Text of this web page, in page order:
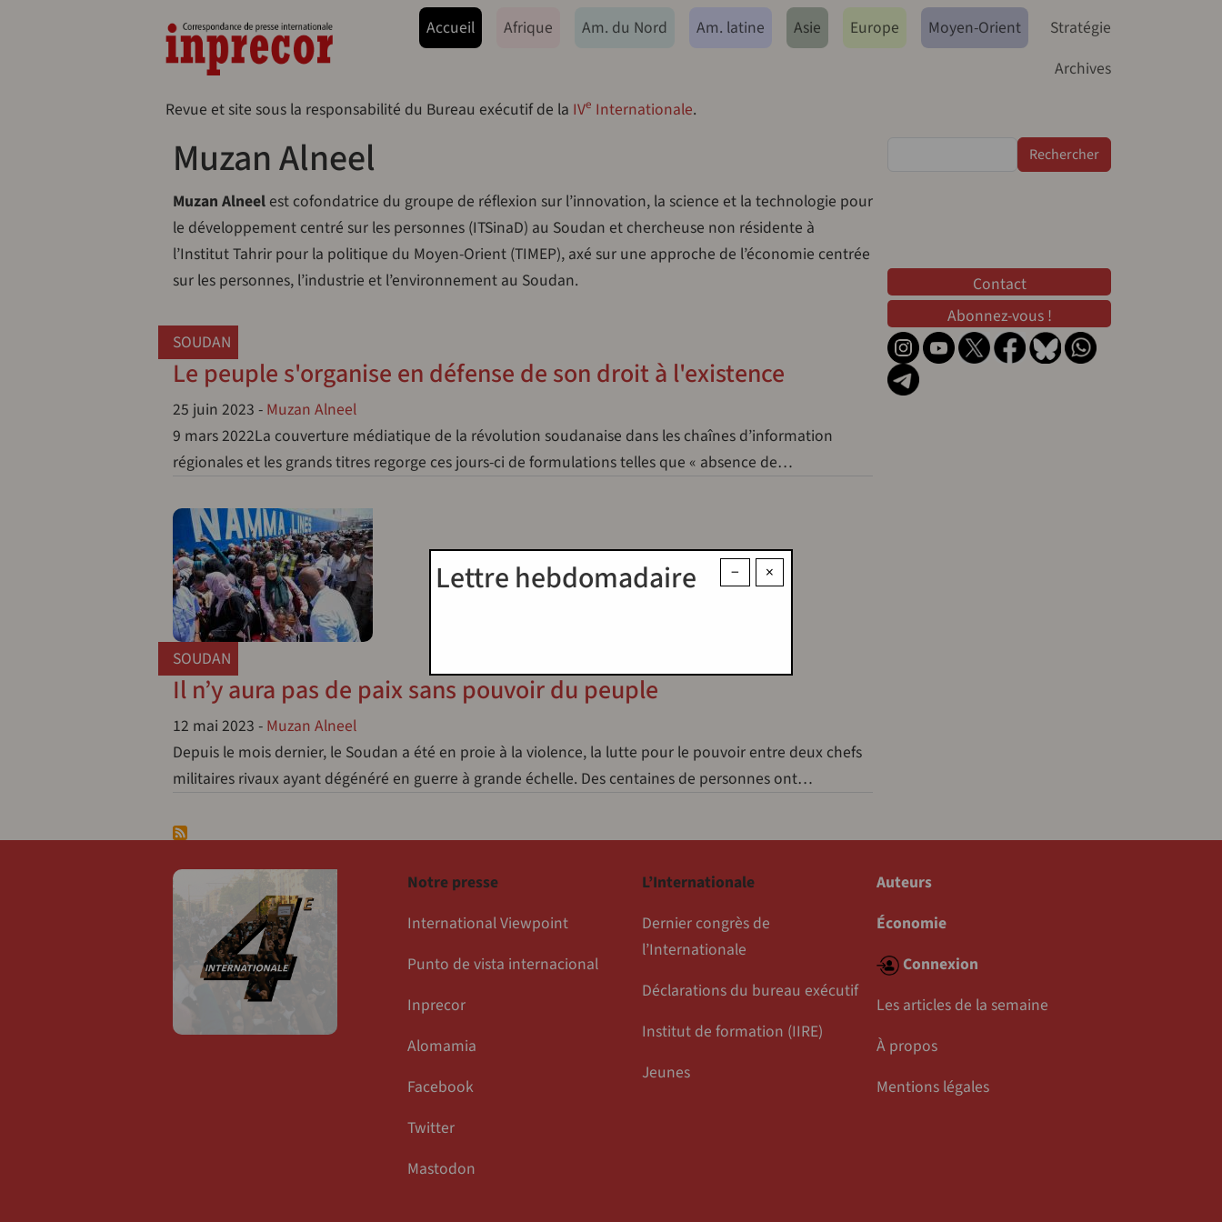
Navegação principal
Accueil Afrique Am. du Nord Am. latine Asie Europe Moyen-Orient
Stratégie
Archives
Revue et site sous la responsabilité du Bureau exécutif de la IVe Internationale.
Muzan Alneel
Muzan Alneel est cofondatrice du groupe de réflexion sur l’innovation, la science et la technologie pour
le développement centré sur les personnes (ITSinaD) au Soudan et chercheuse non résidente à
l’Institut Tahrir pour la politique du Moyen-Orient (TIMEP), axé sur une approche de l’économie centrée
sur les personnes, l’industrie et l’environnement au Soudan.
SOUDAN
Le peuple s'organise en défense de son droit à l'existence
25 juin 2023 - Muzan Alneel
9 mars 2022La couverture médiatique de la révolution soudanaise dans les chaînes d’information
régionales et les grands titres regorge ces jours-ci de formulations telles que « absence de…
SOUDAN
Il n’y aura pas de paix sans pouvoir du peuple
12 mai 2023 - Muzan Alneel
Depuis le mois dernier, le Soudan a été en proie à la violence, la lutte pour le pouvoir entre deux chefs
militaires rivaux ayant dégénéré en guerre à grande échelle. Des centaines de personnes ont…
×
−
Lettre hebdomadaire
Contact
Abonnez-vous !
Notre presse
International Viewpoint
Punto de vista internacional
Inprecor
Alomamia
Facebook
Twitter
Mastodon
L’Internationale
Dernier congrès de
l’Internationale
Déclarations du bureau exécutif
Institut de formation (IIRE)
Jeunes
Auteurs
Économie
Connexion
Les articles de la semaine
À propos
Mentions légales